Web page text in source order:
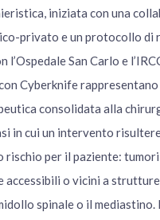
iniziata con una
privato e un protocollo di
l’Ospedale San Carlo e
Cyberknife rappresentano
consolidata alla
in cui un intervento
rischio per il paziente:
accessibili o vicini a
spinale o il mediastino.